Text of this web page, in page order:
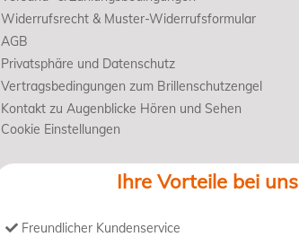
Widerrufsrecht & Muster-Widerrufsformular
AGB
Privatsphäre und Datenschutz
Vertragsbedingungen zum Brillenschutzengel
Kontakt zu Augenblicke Hören und Sehen
Cookie Einstellungen
Ihre Vorteile bei uns
Freundlicher Kundenservice